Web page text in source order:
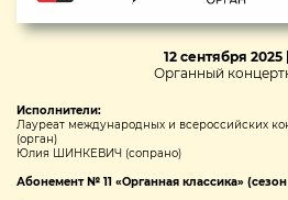
12 сентября 2025
Органный
Исполнители:
Лауреат международных и всероссийских
(орган)
Юлия ШИНКЕВИЧ (сопрано)
Абонемент № 11 «Органная классика»